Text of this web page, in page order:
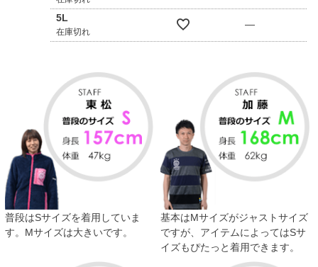
5L
在庫切れ
—
普段はSサイズを着用していま
す。Mサイズは大きいです。
基本はMサイズがジャストサイズ
ですが、アイテムによってはSサ
イズもぴたっと着用できます。